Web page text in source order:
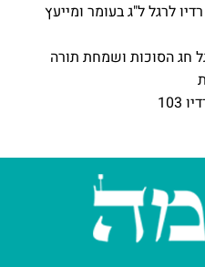
לרגל ל"ג בעומר ומייעץ
חג הסוכות ושמחת תורה